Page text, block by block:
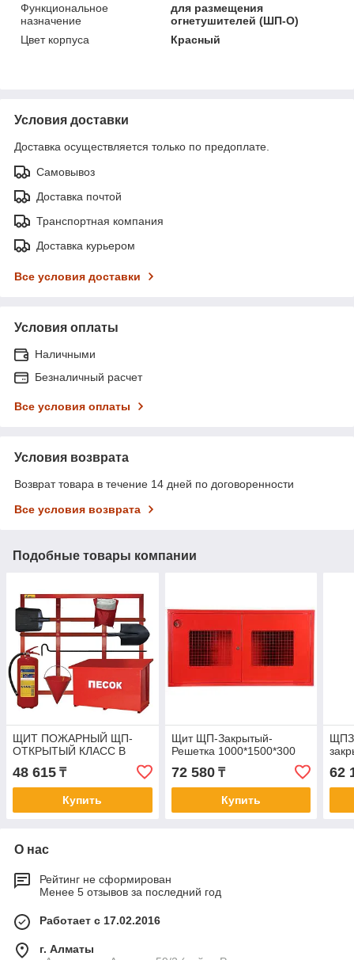
Функциональное
назначение
для размещения
огнетушителей (ШП-О)
Цвет корпуса
Красный
Условия доставки
Доставка осуществляется только по предоплате.
Самовывоз
Доставка почтой
Транспортная компания
Доставка курьером
Все условия доставки
Условия оплаты
Наличными
Безналичный расчет
Все условия оплаты
Условия возврата
Возврат товара в течение 14 дней по договоренности
Все условия возврата
Подобные товары компании
ЩИТ ПОЖАРНЫЙ ЩП-
ОТКРЫТЫЙ КЛАСС В
48 615 ₸
Купить
Щит ЩП-Закрытый-
Решетка 1000*1500*300
72 580₸
Купить
62
О нас
Рейтинг не сформирован
Менее 5 отзывов за последний год
Работает с 17.02.2016
г. Алматы